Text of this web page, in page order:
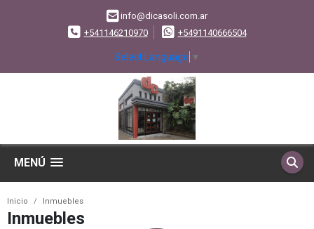
info@dicasoli.com.ar
+541146210970
+5491140666504
Select Language ▼
MENÚ
Inicio Inmuebles
Inmuebles